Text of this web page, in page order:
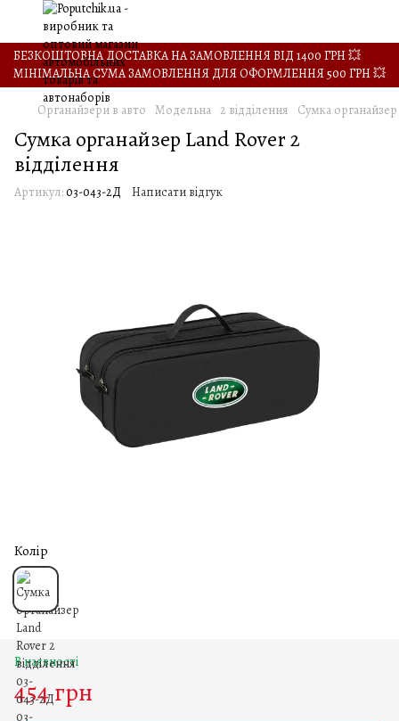
БЕЗКОШТОВНА ДОСТАВКА НА ЗАМОВЛЕННЯ ВІД 1400 ГРН 💥
МІНІМАЛЬНА СУМА ЗАМОВЛЕННЯ ДЛЯ ОФОРМЛЕННЯ 500 ГРН 💥
Органайзери в авто Модельна 2 відділення Сумка
Сумка органайзер Land Rover 2
відділення
Артикул:03-043-2Д Написати відгук
Колір
В наявності
454 грн